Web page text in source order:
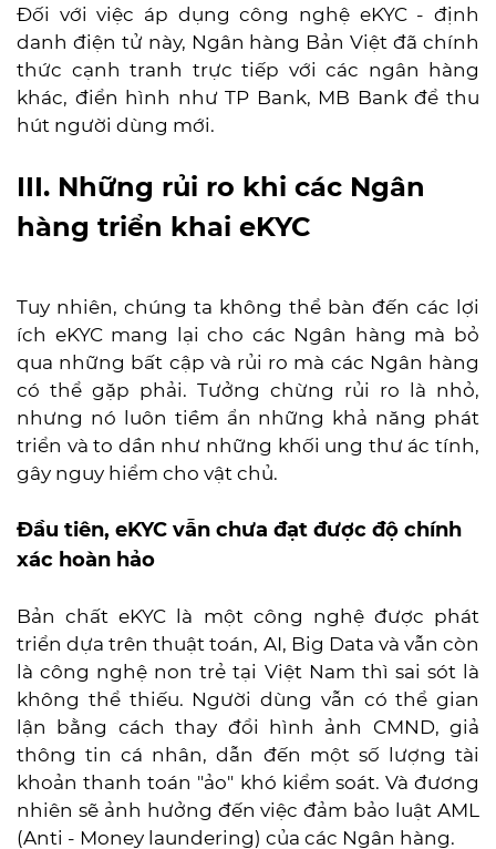
Đối với việc áp dụng công nghệ eKYC - định
danh điện tử này, Ngân hàng Bản Việt đã chính
thức cạnh tranh trực tiếp với các ngân hàng
khác, điển hình như TP Bank, MB Bank để thu
hút người dùng mới.
III. Những rủi ro khi các Ngân
hàng triển khai eKYC
Tuy nhiên, chúng ta không thể bàn đến các lợi
ích eKYC mang lại cho các Ngân hàng mà bỏ
qua những bất cập và rủi ro mà các Ngân hàng
có thể gặp phải. Tưởng chừng rủi ro là nhỏ,
nhưng nó luôn tiềm ẩn những khả năng phát
triển và to dần như những khối ung thư ác tính,
gây nguy hiểm cho vật chủ.
Đầu tiên, eKYC vẫn chưa đạt được độ chính
xác hoàn hảo
Bản chất eKYC là một công nghệ được phát
triển dựa trên thuật toán, AI, Big Data và vẫn còn
là công nghệ non trẻ tại Việt Nam thì sai sót là
không thể thiếu. Người dùng vẫn có thể gian
lận bằng cách thay đổi hình ảnh CMND, giả
thông tin cá nhân, dẫn đến một số lượng tài
khoản thanh toán "ảo" khó kiểm soát. Và đương
nhiên sẽ ảnh hưởng đến việc đảm bảo luật AML
(Anti - Money laundering) của các Ngân hàng.